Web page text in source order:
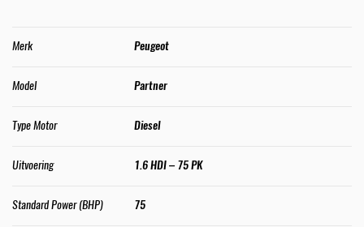
Merk Peugeot
Model Partner
Type Motor Diesel
Uitvoering 1.6 HDI – 75 PK
Standard Power (BHP) 75